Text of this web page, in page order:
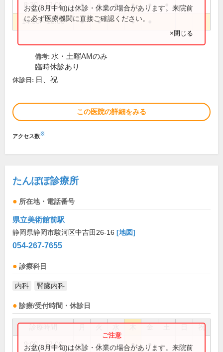
8:30～12:00 ● ● ● ● ●
14:30～18:00 ● ● ●
お盆(8月中旬)は休診・休業の場合があります。来院前
に必ず医療機関に直接ご確認ください。
×閉じる
備考: 水・土曜AMのみ
臨時休診あり
休診日: 日、祝
この医院の詳細をみる
アクセス数※
たんぽぽ診療所
所在地・電話番号
県立美術館前駅
静岡県静岡市駿河区中吉田26-16 [地図]
054-267-7655
診療科目
内科 腎臓内科
診療/受付時間・休診日
祝
9:00～12:00 ● ● ● ●
お盆(8月中旬)は休診・休業の場合があります。来院前